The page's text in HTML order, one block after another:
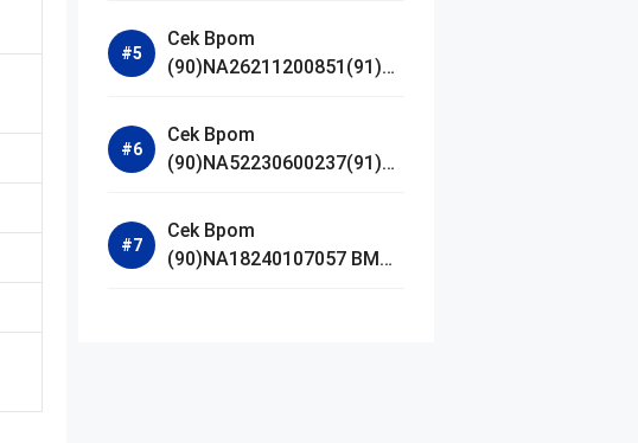
Serum
Cek Bpom
(90)NA26211200851(91)24
Madagascar Centella
Ampoule Foam
Cek Bpom
(90)NA52230600237(91)09
De Parfum
Cek Bpom
(90)NA18240107057 BMG